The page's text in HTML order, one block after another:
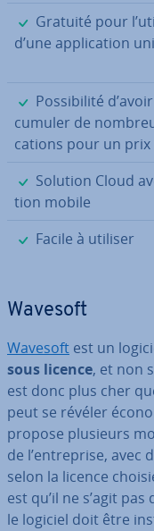
✓
Gratuité pour
d’une ap­pli­ca­tion
✓
Pos­si­bi­lité
cumuler de
ca­tions pour un prix
✓
Solution Cloud
tion mobile
✓
Facile à utiliser
Wavesoft
Wavesoft est un
sous licence, et non
est donc plus cher
peut se révéler
propose plusieurs
de l’en­tre­prise, avec
selon la licence
est qu’il ne s’agit
le logiciel doit être